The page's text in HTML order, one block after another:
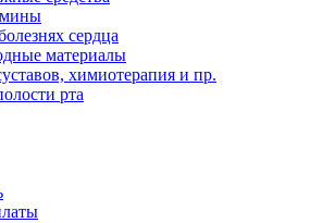
сердца
материалы
химиотерапия и пр.
рта